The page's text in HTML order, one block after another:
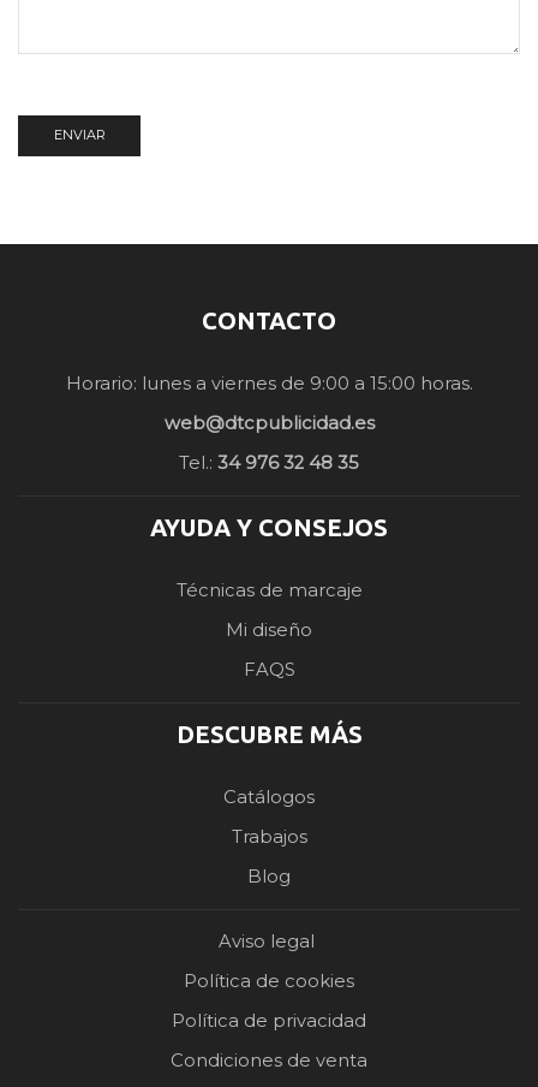
CONTACTO
Horario: lunes a viernes de 9:00 a 15:00 horas.
web@dtcpublicidad.es
Tel.: 34 976 32 48 35
AYUDA Y CONSEJOS
Técnicas de marcaje
Mi diseño
FAQS
DESCUBRE MÁS
Catálogos
Trabajos
Blog
Aviso legal
Política de cookies
Política de privacidad
Condiciones de venta